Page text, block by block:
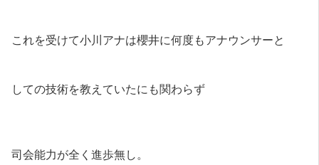
これを受けて小川アナは櫻井に何度もアナウンサーと
しての技術を教えていたにも関わらず
司会能力が全く進歩無し。